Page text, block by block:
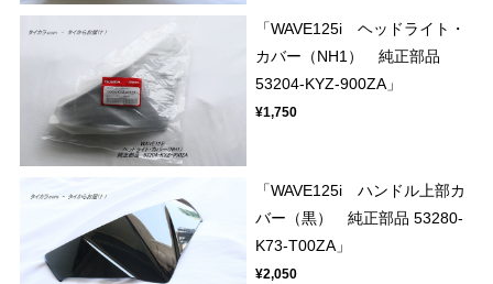
「WAVE125i ヘッドライト・
カバー（NH1） 純正部品
53204-KYZ-900ZA」
¥1,750
「WAVE125i ハンドル上部カ
バー（黒） 純正部品 53280-
K73-T00ZA」
¥2,050